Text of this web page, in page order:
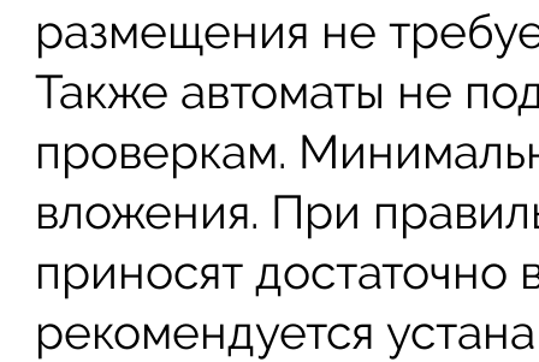
размещения не
Также автоматы не
проверкам.
вложения. При
приносят достаточно
рекомендуется